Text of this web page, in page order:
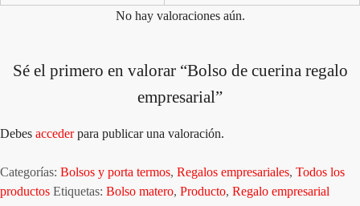
No hay valoraciones aún.
Sé el primero en valorar “Bolso de cuerina regalo
empresarial”
Debes accederpara publicar una valoración.
Categorías: Bolsos y porta termos, Regalos empresariales, Todos los
productos Etiquetas: Bolso matero, Producto, Regalo empresarial